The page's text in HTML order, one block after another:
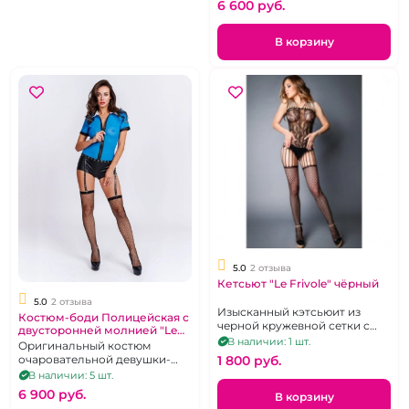
6 600 pуб.
В корзину
5.0 2 отзыва
Костюм-боди Полицейская с
двусторонней молнией "Le
Frivole"
Оригинальный костюм
очаровательной девушки-
служителя закона, р. 44-46
В наличии: 5 шт.
6 900 pуб.
5.0 2 отзыва
Кетсьют "Le Frivole" чёрный
Изысканный кэтсьюит из
черной кружевной сетки с
чулкам,42-48
В наличии: 1 шт.
1 800 pуб.
В корзину